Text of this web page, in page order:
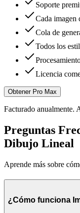
Soporte
Cada imagen
Cola de
Todos los
Licencia
Obtener Pro Max
Facturado anualmente.
Preguntas
Dibujo Lineal
Aprende más sobre
¿Cómo funciona